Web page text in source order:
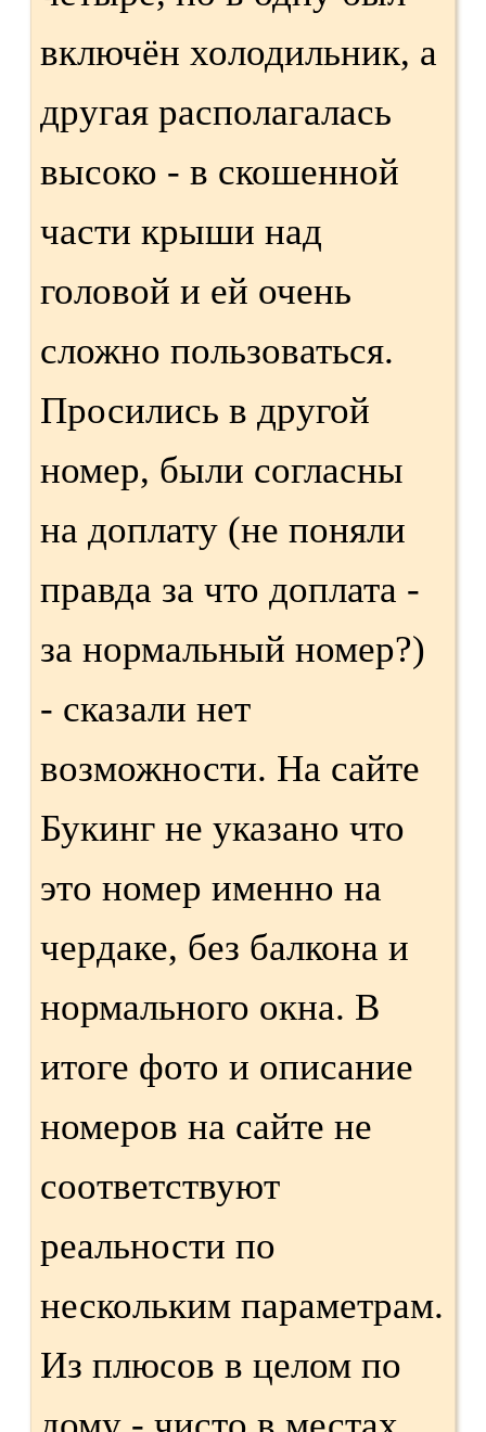
включён холодильник, а
другая располагалась
высоко - в скошенной
части крыши над
головой и ей очень
сложно пользоваться.
Просились в другой
номер, были согласны
на доплату (не поняли
правда за что доплата -
за нормальный номер?)
- сказали нет
возможности. На сайте
Букинг не указано что
это номер именно на
чердаке, без балкона и
нормального окна. В
итоге фото и описание
номеров на сайте не
соответствуют
реальности по
нескольким параметрам.
Из плюсов в целом по